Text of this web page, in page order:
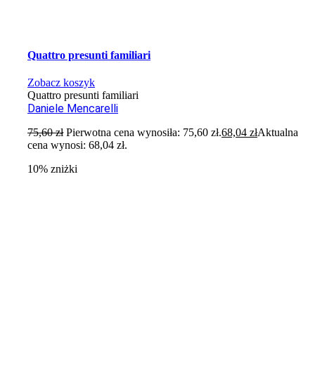
Quattro presunti familiari
Zobacz koszyk
Quattro presunti familiari
Daniele Mencarelli
75,60zł Pierwotna cena wynosiła: 75,60 zł.68,04złAktualna
cena wynosi: 68,04 zł.
10% zniżki